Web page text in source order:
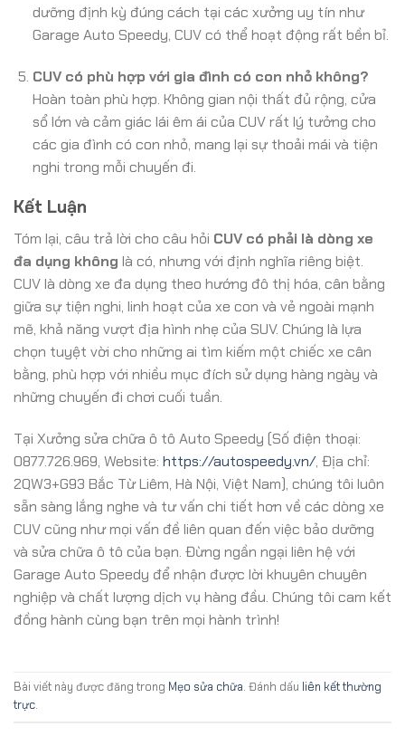
dưỡng định kỳ đúng cách tại các xưởng uy tín như
Garage Auto Speedy, CUV có thể hoạt động rất bền bỉ.
CUV có phù hợp với gia đình có con nhỏ không?
Hoàn toàn phù hợp. Không gian nội thất đủ rộng, cửa
sổ lớn và cảm giác lái êm ái của CUV rất lý tưởng cho
các gia đình có con nhỏ, mang lại sự thoải mái và tiện
nghi trong mỗi chuyến đi.
Kết Luận
Tóm lại, câu trả lời cho câu hỏi CUV có phải là dòng xe
đa dụng không là có, nhưng với định nghĩa riêng biệt.
CUV là dòng xe đa dụng theo hướng đô thị hóa, cân bằng
giữa sự tiện nghi, linh hoạt của xe con và vẻ ngoài mạnh
mẽ, khả năng vượt địa hình nhẹ của SUV. Chúng là lựa
chọn tuyệt vời cho những ai tìm kiếm một chiếc xe cân
bằng, phù hợp với nhiều mục đích sử dụng hàng ngày và
những chuyến đi chơi cuối tuần.
Tại Xưởng sửa chữa ô tô Auto Speedy (Số điện thoại:
0877.726.969, Website: https://autospeedy.vn/, Địa chỉ:
2QW3+G93 Bắc Từ Liêm, Hà Nội, Việt Nam), chúng tôi luôn
sẵn sàng lắng nghe và tư vấn chi tiết hơn về các dòng xe
CUV cũng như mọi vấn đề liên quan đến việc bảo dưỡng
và sửa chữa ô tô của bạn. Đừng ngần ngại liên hệ với
Garage Auto Speedy để nhận được lời khuyên chuyên
nghiệp và chất lượng dịch vụ hàng đầu. Chúng tôi cam kết
đồng hành cùng bạn trên mọi hành trình!
Bài viết này được đăng trong Mẹo sửa chữa. Đánh dấu liên kết thường
trực.